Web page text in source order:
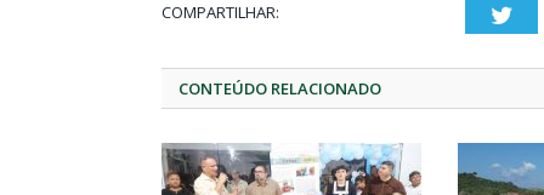
COMPARTILHAR:
CONTEÚDO RELACIONADO